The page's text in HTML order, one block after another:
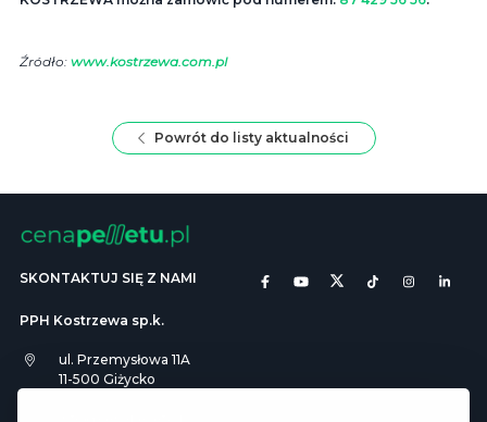
Źródło: www.kostrzewa.com.pl
Powrót do listy aktualności
SKONTAKTUJ SIĘ Z NAMI
PPH Kostrzewa sp.k.
ul. Przemysłowa 11A
11-500 Giżycko